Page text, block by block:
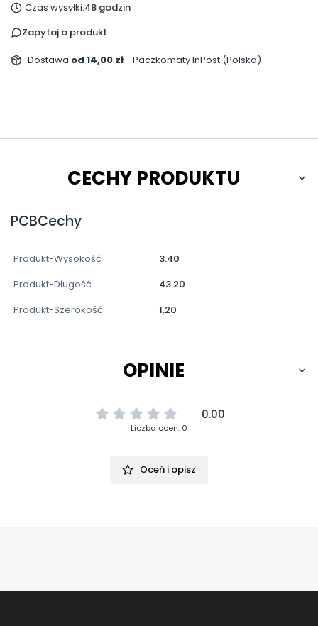
Czas wysyłki:48 godzin
Zapytaj o produkt
Dostawa od 14,00 zł- Paczkomaty InPost (Polska)
CECHY PRODUKTU
PCBCechy
Produkt-Wysokość
3.40
Produkt-Długość
43.20
Produkt-Szerokość
1.20
OPINIE
0.00
Liczba ocen: 0
Oceń i opisz